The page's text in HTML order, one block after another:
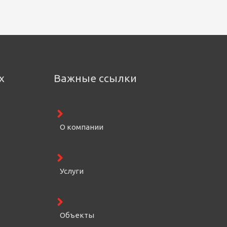
Важные ссылки
О компании
Услуги
Объекты